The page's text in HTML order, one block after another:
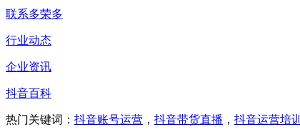
联系多荣多
行业动态
企业资讯
抖音百科
热门关键词： 抖音账号运营 ， 抖音带货直播 ， 抖音运营培训